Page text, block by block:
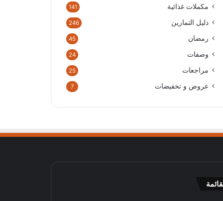
مكملات غذائية 141
دليل التمارين 246
رمضان 45
وصفات 24
مراجعات 25
عروض و تخفيضات 7